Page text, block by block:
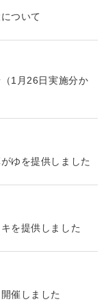
ついて
1月26日実施分か
ゆを提供しました
を提供しました
催しました